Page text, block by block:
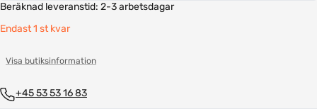
Beräknad leveranstid: 2-3 arbetsdagar
Endast 1 st kvar
Visa butiksinformation
+45 53 53 16 83